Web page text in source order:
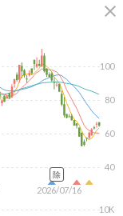
close
2026/07/16
40
60
80
100
10K
除